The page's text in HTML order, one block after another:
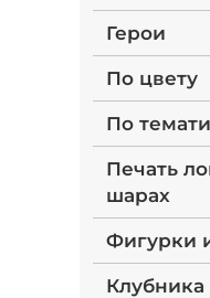
Герои
По цвету
По
Печать
шарах
Фигурки